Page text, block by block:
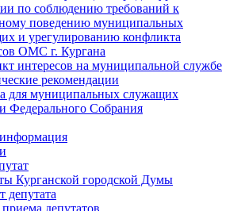
по соблюдению требований к
поведению муниципальных
и урегулированию конфликта
ОМС г. Кургана
интересов на муниципальной службе
рекомендации
для муниципальных служащих
Федерального Cобрания
Курганской городской Думы
депутата
депутатов